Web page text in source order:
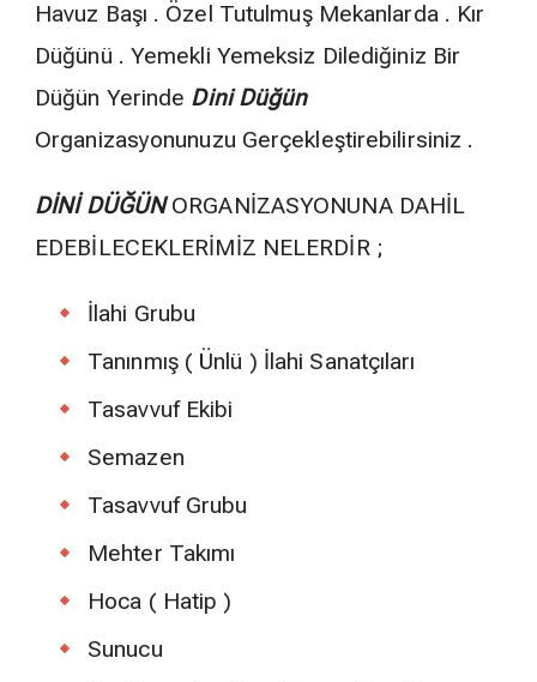
Havuz Başı . Özel Tutulmuş Mekanlarda . Kır
Düğünü . Yemekli Yemeksiz Dilediğiniz Bir
Düğün Yerinde Dini Düğün
Organizasyonunuzu Gerçekleştirebilirsiniz .
DİNİ DÜĞÜNORGANİZASYONUNA DAHİL
EDEBİLECEKLERİMİZ NELERDİR ;
İlahi Grubu
Tanınmış ( Ünlü ) İlahi Sanatçıları
Tasavvuf Ekibi
Semazen
Tasavvuf Grubu
Mehter Takımı
Hoca ( Hatip )
Sunucu